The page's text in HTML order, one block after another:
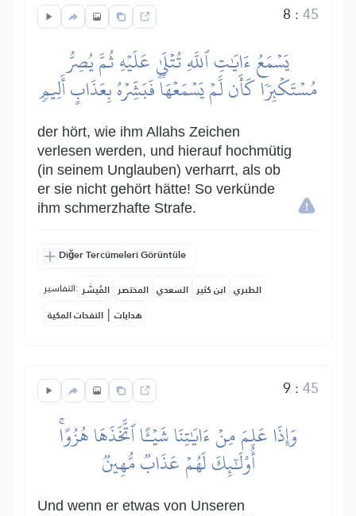
8 :45
يَسۡمَعُ ءَايَٰتِ ٱللَّهِ تُتۡلَىٰ عَلَيۡهِ ثُمَّ يُصِرُّ
مُسۡتَكۡبِرٗا كَأَن لَّمۡ يَسۡمَعۡهَاۖ فَبَشِّرۡهُ بِعَذَابٍ أَلِيمٖ
der hört, wie ihm Allahs Zeichen
verlesen werden, und hierauf hochmütig
(in seinem Unglauben) verharrt, als ob
er sie nicht gehört hätte! So verkünde
ihm schmerzhafte Strafe.
Diğer Tercümeleri Görüntüle
التفاسير: المُيسَّر المختصر السعدي ابن كثير الطبري
النفحات المكية | هدايات
9:45
وَإِذَا عَلِمَ مِنۡ ءَايَٰتِنَا شَيۡـًٔا ٱتَّخَذَهَا هُزُوًاۚ
أُوْلَٰٓئِكَ لَهُمۡ عَذَابٞ مُّهِينٞ
Und wenn er etwas von Unseren